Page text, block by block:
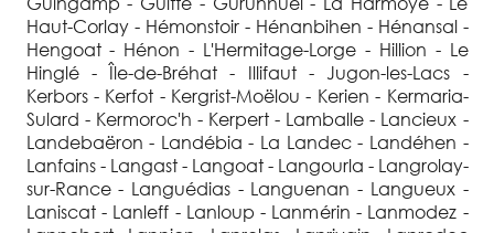
Haut-Corlay - Hémonstoir - Hénanbihen - Hénansal -
Hengoat - Hénon - L'Hermitage-Lorge - Hillion - Le
Hinglé - Île-de-Bréhat - Illifaut - Jugon-les-Lacs -
Kerbors - Kerfot - Kergrist-Moëlou - Kerien - Kermaria-
Sulard - Kermoroc'h - Kerpert - Lamballe - Lancieux -
Landebaëron - Landébia - La Landec - Landéhen -
Lanfains - Langast - Langoat - Langourla - Langrolay-
sur-Rance - Languédias - Languenan - Langueux -
Laniscat - Lanleff - Lanloup - Lanmérin - Lanmodez -